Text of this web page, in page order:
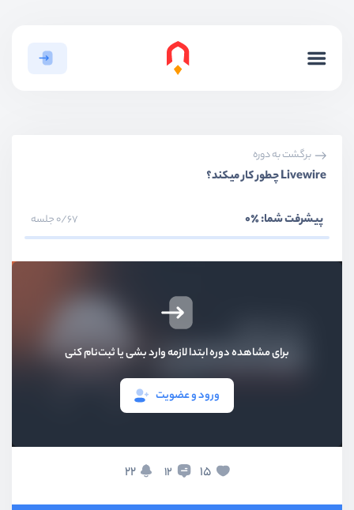
برگشت به دوره
Livewire چطور کار میکند؟
پیشرفت شما:٪0 0/67 جلسه
برای مشاهده دوره ابتدا لازمه وارد بشی یا ثبت‌نام کنی
ورود و عضویت
15
12
22
ویدیو آموزشی
در چه پروژ‌های می‌توان از livewire استفاده کرد؟